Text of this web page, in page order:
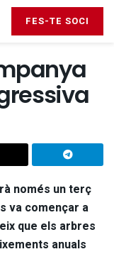
FES-TE SOCI
només un terç
va començar a
que els arbres
anuals